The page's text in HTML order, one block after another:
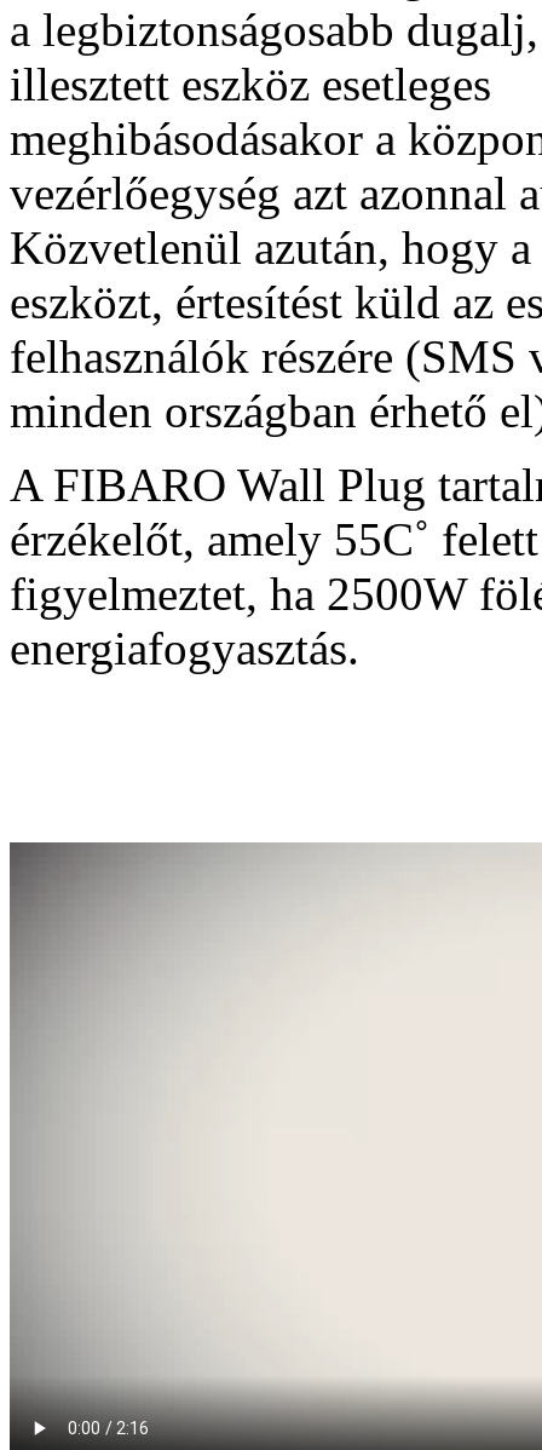
a legbiztonságosabb
illesztett eszköz esetleges
meghibásodásakor a
vezérlőegység azt azonnal
Közvetlenül azután, hogy
eszközt, értesítést küld az
felhasználók részére (SMS
minden országban érhető
A FIBARO Wall Plug
érzékelőt, amely 55C˚
figyelmeztet, ha 2500W
energiafogyasztás.